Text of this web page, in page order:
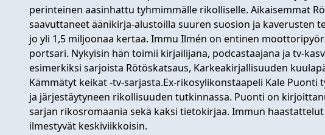
perinteinen aasinhattu tyhmimmälle rikolliselle. Aikaisemmat
saavuttaneet äänikirja-alustoilla suuren suosion ja kaverusten
jo yli 1,5 miljoonaa kertaa. Immu Ilmén on entinen
portsari. Nykyisin hän toimii kirjailijana, podcastaajana ja tv-
esimerkiksi sarjoista Rötöskatsaus, Karkeakirjallisuuden
Kämmätyt keikat -tv-sarjasta.Ex-rikosylikonstaapeli Kale Puonti
ja järjestäytyneen rikollisuuden tutkinnassa. Puonti on
sarjan rikosromaania sekä kaksi tietokirjaa. Immun
ilmestyvät keskiviikkoisin.